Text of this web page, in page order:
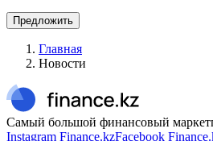
Предложить
Главная
Новости
Самый большой финансовый
Instagram Finance.kzFacebook